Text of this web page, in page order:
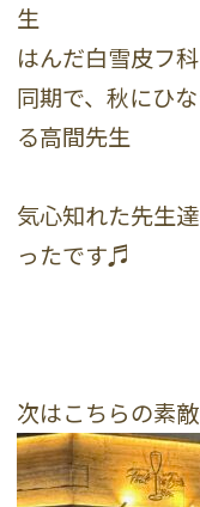
生
はんだ白雪皮フ
同期で、秋にひ
る高間先生
気心知れた先生
ったです♬
次はこちらの素